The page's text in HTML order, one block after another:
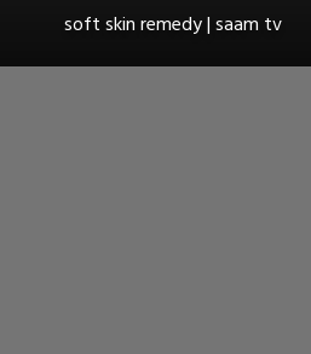
soft skin remedy | saam tv